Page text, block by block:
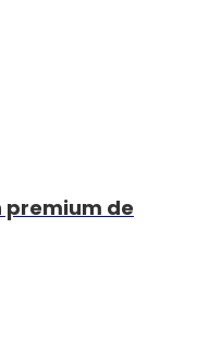
premium de